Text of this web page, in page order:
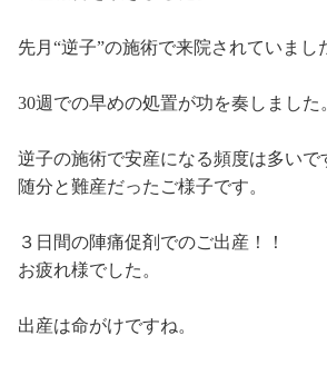
先月“逆子”の施術で来院されていまし
30週での早めの処置が功を奏しました
逆子の施術で安産になる頻度は多いで
随分と難産だったご様子です。
３日間の陣痛促剤でのご出産！！
お疲れ様でした。
出産は命がけですね。